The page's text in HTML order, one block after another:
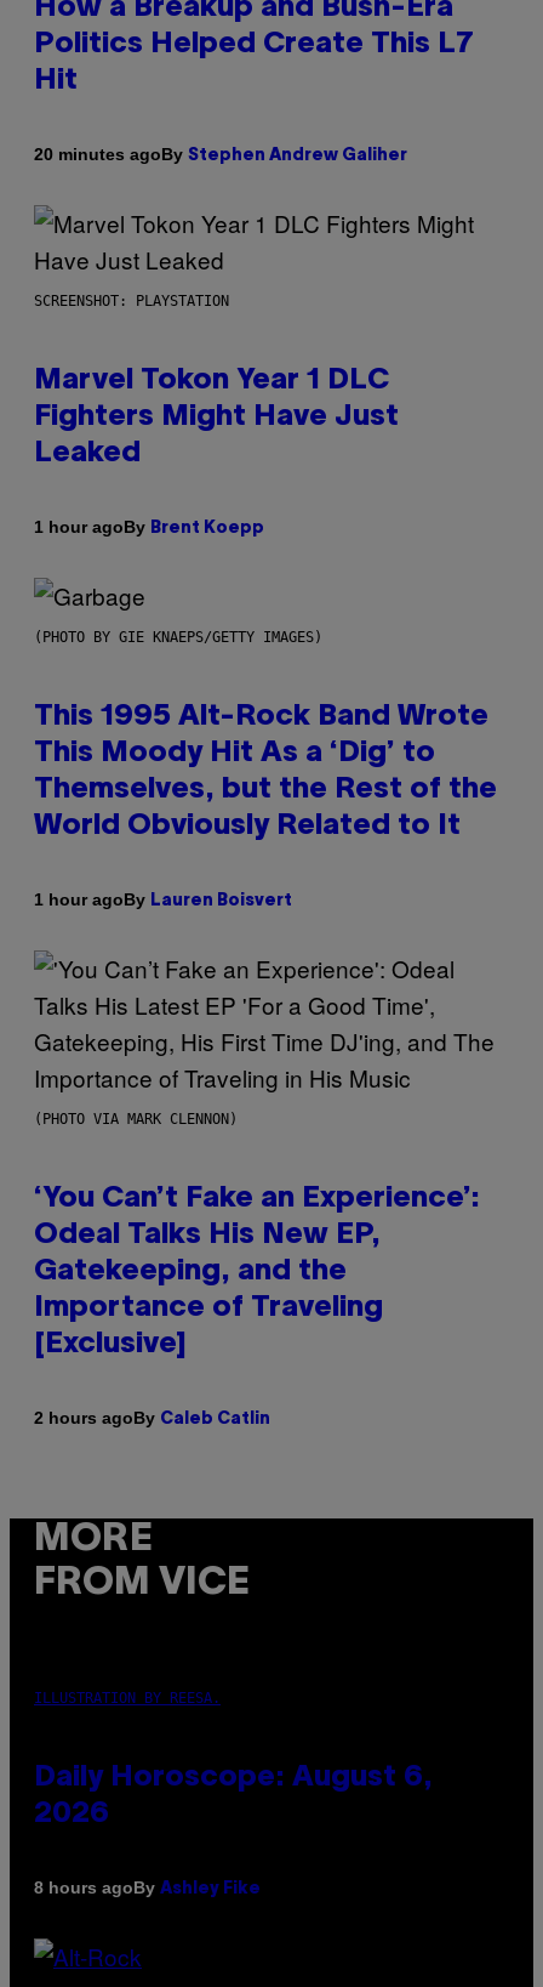
How a Breakup and Bush-Era
Politics Helped Create This L7
Hit
20 minutes agoBy Stephen Andrew Galiher
SCREENSHOT: PLAYSTATION
Marvel Tokon Year 1 DLC
Fighters Might Have Just
Leaked
1 hour agoBy Brent Koepp
(PHOTO BY GIE KNAEPS/GETTY IMAGES)
This 1995 Alt-Rock Band Wrote
This Moody Hit As a ‘Dig’ to
Themselves, but the Rest of the
World Obviously Related to It
1 hour agoBy Lauren Boisvert
(PHOTO VIA MARK CLENNON)
‘You Can’t Fake an Experience’:
Odeal Talks His New EP,
Gatekeeping, and the
Importance of Traveling
[Exclusive]
2 hours agoBy Caleb Catlin
MORE
FROM VICE
ILLUSTRATION BY REESA.
Daily Horoscope: August 6,
2026
8 hours agoBy Ashley Fike